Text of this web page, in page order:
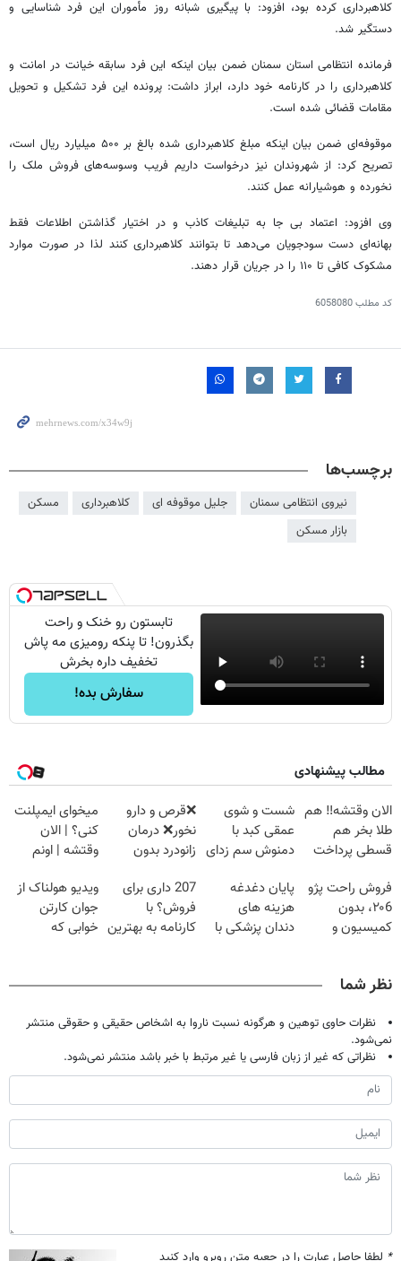
کلاهبرداری کرده بود، افزود: با پیگیری شبانه روز مأموران این فرد شناسایی و
دستگیر شد.
فرمانده انتظامی استان سمنان ضمن بیان اینکه این فرد سابقه خیانت در امانت و
کلاهبرداری را در کارنامه خود دارد، ابراز داشت: پرونده این فرد تشکیل و تحویل
مقامات قضائی شده است.
موقوفه‌ای ضمن بیان اینکه مبلغ کلاهبرداری شده بالغ بر ۵۰۰ میلیارد ریال است،
تصریح کرد: از شهروندان نیز درخواست داریم فریب وسوسه‌های فروش ملک را
نخورده و هوشیارانه عمل کنند.
وی افزود: اعتماد بی جا به تبلیغات کاذب و در اختیار گذاشتن اطلاعات فقط
بهانه‌ای دست سودجویان می‌دهد تا بتوانند کلاهبرداری کنند لذا در صورت موارد
مشکوک کافی تا ۱۱۰ را در جریان قرار دهند.
کد مطلب6058080
برچسب‌ها
نیروی انتظامی سمنان جلیل موقوفه ای کلاهبرداری
مسکن
بازار مسکن
تابستون رو خنک و راحت
بگذرون! تا پنکه رومیزی مه پاش
تخفیف داره بخرش
سفارش بده!
مطالب پیشنهادی
الان وقتشه‼️ هم
طلا بخر هم
قسطی پرداخت
شست و شوی
عمقی کبد با
دمنوش سم زدای
❌قرص‌ و دارو
نخور❌ درمان
زانودرد بدون
میخوای ایمپلنت
کنی؟ | الان
وقتشه | اونم
میلیون تومان!!!
فروش راحت پژو
۲۰6، بدون
کمیسیون و
پایان دغدغه
هزینه های
دندان پزشکی با
207 داری برای
فروش؟ با
کارنامه به بهترین
ویدیو هولناک از
جوان کارتن
خوابی که
نظر شما
نظرات حاوی توهین و هرگونه نسبت ناروا به اشخاص حقیقی و حقوقی منتشر
نمی‌شود.
نظراتی که غیر از زبان فارسی یا غیر مرتبط با خبر باشد منتشر نمی‌شود.
* لطفا حاصل عبارت را در جعبه متن روبرو وارد کنید